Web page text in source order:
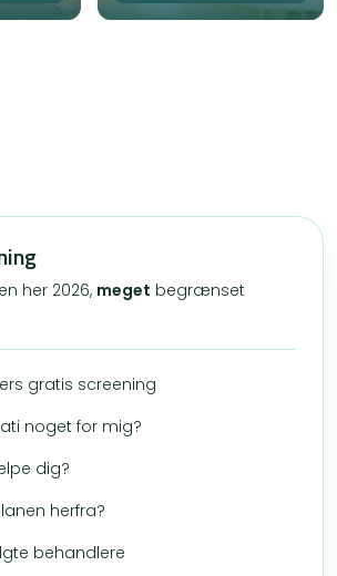
her 2026, meget begrænset
gratis screening
noget for mig?
dig?
herfra?
behandlere